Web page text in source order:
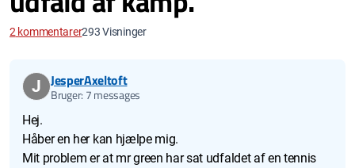
2 kommentarer293 Visninger
J JesperAxeltoft
Bruger: 7 messages
Hej.
Håber en her kan hjælpe mig.
Mit problem er at mr green har sat udfaldet af en tennis